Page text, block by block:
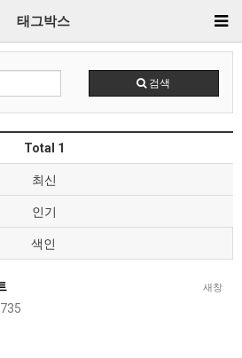
태그박스
검색
Total 1
최신
인기
색인
새창